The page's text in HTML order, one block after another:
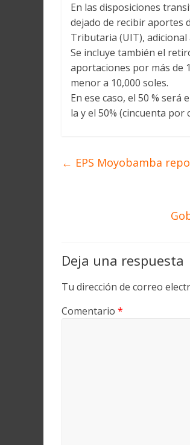
En las disposiciones
dejado de recibir aportes
Tributaria (UIT),
Se incluye también el
aportaciones por más de
menor a 10,000 soles.
En ese caso, el 50 %
la y el 50% (cincuenta
← EPS Moyobamba
Deja una respuesta
Tu dirección de correo
Comentario *